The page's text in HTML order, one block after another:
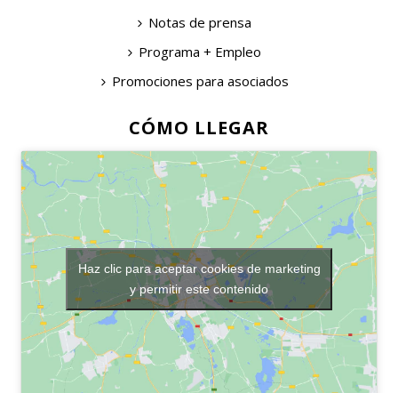
Notas de prensa
Programa + Empleo
Promociones para asociados
CÓMO LLEGAR
Haz clic para aceptar cookies de marketing
y permitir este contenido